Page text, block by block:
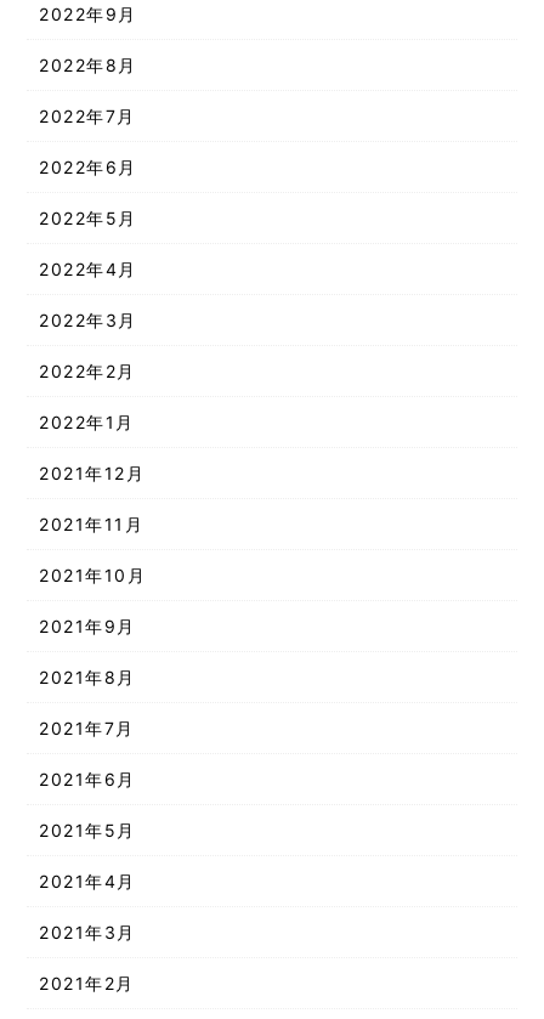
2022年9月
2022年8月
2022年7月
2022年6月
2022年5月
2022年4月
2022年3月
2022年2月
2022年1月
2021年12月
2021年11月
2021年10月
2021年9月
2021年8月
2021年7月
2021年6月
2021年5月
2021年4月
2021年3月
2021年2月